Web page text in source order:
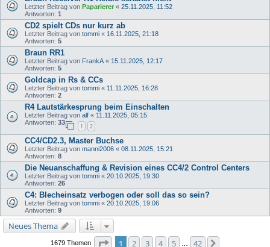
Letzter Beitrag von Paparierer « 25.11.2025, 11:52
Antworten: 1
CD2 spielt CDs nur kurz ab
Letzter Beitrag von tommi « 16.11.2025, 21:18
Antworten: 5
Braun RR1
Letzter Beitrag von FrankA « 15.11.2025, 12:17
Antworten: 5
Goldcap in Rs & CCs
Letzter Beitrag von tommi « 11.11.2025, 16:28
Antworten: 2
R4 Lautstärkesprung beim Einschalten
Letzter Beitrag von alf « 11.11.2025, 05:15
Antworten: 33
1 2
CC4/CD2.3, Master Buchse
Letzter Beitrag von manni2006 « 08.11.2025, 15:21
Antworten: 8
Die Neuanschaffung & Revision eines CC4/2 Control Centers
Letzter Beitrag von tommi « 20.10.2025, 19:30
Antworten: 26
C4: Blecheinsatz verbogen oder soll das so sein?
Letzter Beitrag von tommi « 20.10.2025, 19:06
Antworten: 9
Neues Thema
1679 Themen Seite von
1 2 3 4 5 42